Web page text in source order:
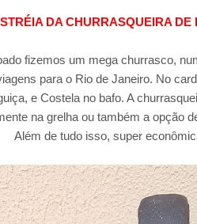
DA CHURRASQUEIRA
fizemos um mega churrasco,
para o Rio de Janeiro. No
e Costela no bafo. A
na grelha ou também a opção
Além de tudo isso, super